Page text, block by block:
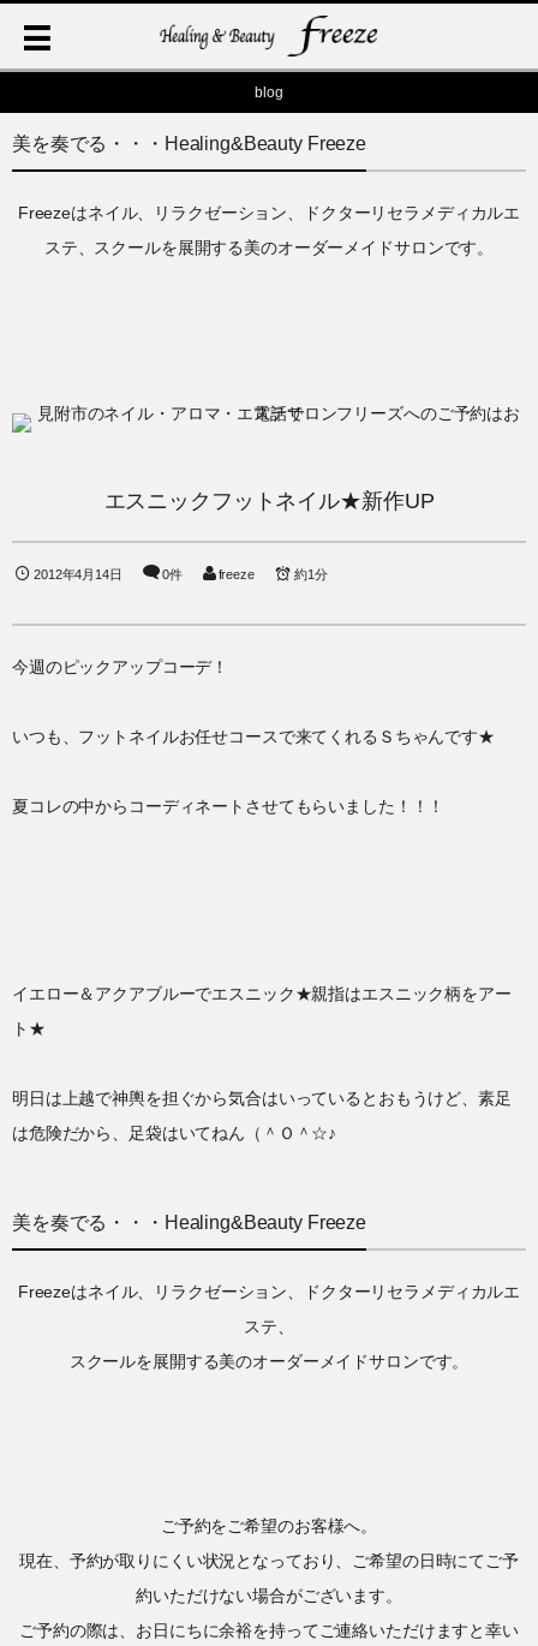
blog
美を奏でる・・・Healing&Beauty Freeze
Freezeはネイル、リラクゼーション、ドクターリセラメディカルエ
ステ、スクールを展開する美のオーダーメイドサロンです。
エスニックフットネイル★新作UP
2012年4月14日 0件 freeze 約1分
今週のピックアップコーデ！
いつも、フットネイルお任せコースで来てくれるＳちゃんです★
夏コレの中からコーディネートさせてもらいました！！！
イエロー＆アクアブルーでエスニック★親指はエスニック柄をアー
ト★
明日は上越で神輿を担ぐから気合はいっているとおもうけど、素足
は危険だから、足袋はいてねん（＾Ｏ＾☆♪
美を奏でる・・・Healing&Beauty Freeze
Freezeはネイル、リラクゼーション、ドクターリセラメディカルエ
ステ、
スクールを展開する美のオーダーメイドサロンです。
ご予約をご希望のお客様へ。
現在、予約が取りにくい状況となっており、ご希望の日時にてご予
約いただけない場合がございます。
ご予約の際は、お日にちに余裕を持ってご連絡いただけますと幸い